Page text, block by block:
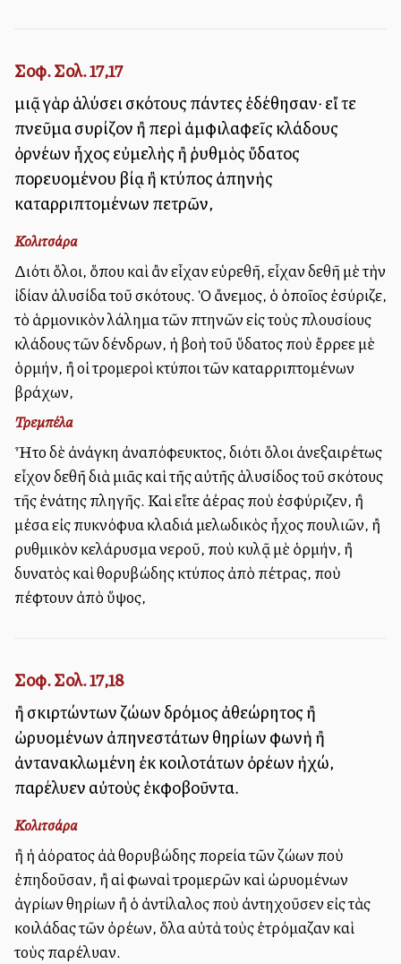
Σοφ. Σολ. 17,17
μιᾷ γὰρ ἁλύσει σκότους πάντες ἐδέθησαν· εἴ τε
πνεῦμα συρίζον ἢ περὶ ἀμφιλαφεῖς κλάδους
ὀρνέων ἦχος εὐμελὴς ἢ ῥυθμὸς ὕδατος
πορευομένου βίᾳ ἢ κτύπος ἀπηνὴς
καταρριπτομένων πετρῶν,
Κολιτσάρα
Διότι ὅλοι, ὅπου καὶ ἂν εἶχαν εὑρεθῆ, εἶχαν δεθῆ μὲ τὴν
ἰδίαν ἁλυσίδα τοῦ σκότους. Ὁ ἄνεμος, ὁ ὁποῖος ἐσύριζε,
τὸ ἁρμονικὸν λάλημα τῶν πτηνῶν εἰς τοὺς πλουσίους
κλάδους τῶν δένδρων, ἡ βοὴ τοῦ ὕδατος ποὺ ἔρρεε μὲ
ὁρμήν, ἢ οἱ τρομεροὶ κτύποι τῶν καταρριπτομένων
βράχων,
Τρεμπέλα
Ἦτο δὲ ἀνάγκη ἀναπόφευκτος, διότι ὅλοι ἀνεξαιρέτως
εἶχον δεθῆ διὰ μιᾶς καὶ τῆς αὐτῆς ἁλυσίδος τοῦ σκότους
τῆς ἐνάτης πληγῆς. Καὶ εἴτε ἀέρας ποὺ ἐσφύριζεν, ἢ
μέσα εἰς πυκνόφυλλα κλαδιά μελωδικὸς ἦχος πουλιῶν, ἢ
ρυθμικὸν κελάρυσμα νεροῦ, ποὺ κυλᾷ μὲ ὁρμήν, ἢ
δυνατὸς καὶ θορυβώδης κτύπος ἀπὸ πέτρας, ποὺ
πέφτουν ἀπὸ ὕψος,
Σοφ. Σολ. 17,18
ἢ σκιρτώντων ζώων δρόμος ἀθεώρητος ἢ
ὠρυομένων ἀπηνεστάτων θηρίων φωνὴ ἢ
ἀντανακλωμένη ἐκ κοιλοτάτων ὀρέων ἠχώ,
παρέλυεν αὐτοὺς ἐκφοβοῦντα.
Κολιτσάρα
ἢ ἡ ἀόρατος ἀλλὰ θορυβώδης πορεία τῶν ζώων ποὺ
ἐπηδοῦσαν, ἢ αἱ φωναὶ τρομερῶν καὶ ὠρυομένων
ἀγρίων θηρίων ἢ ὁ ἀντίλαλος ποὺ ἀντηχοῦσεν εἰς τὰς
κοιλάδας τῶν ὀρέων, ὅλα αὐτὰ τοὺς ἐτρόμαζαν καὶ
τοὺς παρέλυαν.